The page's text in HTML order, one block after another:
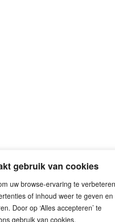
gebruik van cookies
uw browse-ervaring te
of inhoud weer te geven en
Door op ‘Alles accepteren’ te
gebruik van cookies.
Eemplein 71-77
3812 EA Amersfoort